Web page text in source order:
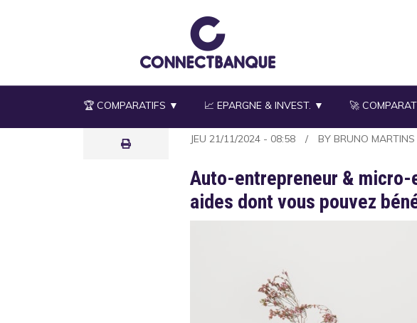
🏆 COMPARATIFS ▼ 📈 EPARGNE & INVEST. ▼ 🚀
JEU 21/11/2024 - 08:58 BY BRUNO MARTINS
Auto-entrepreneur &
aides dont vous pouvez